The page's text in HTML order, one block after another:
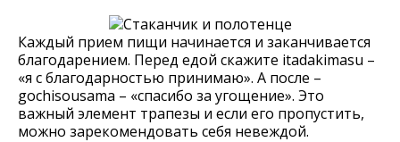
Каждый прием пищи начинается и заканчивается
благодарением. Перед едой скажите itadakimasu –
«я с благодарностью принимаю». А после –
gochisousama – «спасибо за угощение». Это
важный элемент трапезы и если его пропустить,
можно зарекомендовать себя невеждой.